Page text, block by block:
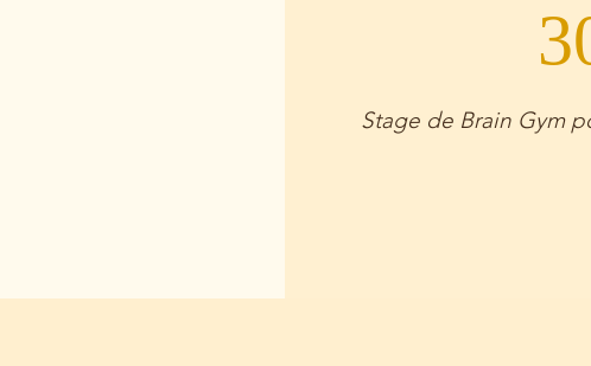
Stage de Brain Gym